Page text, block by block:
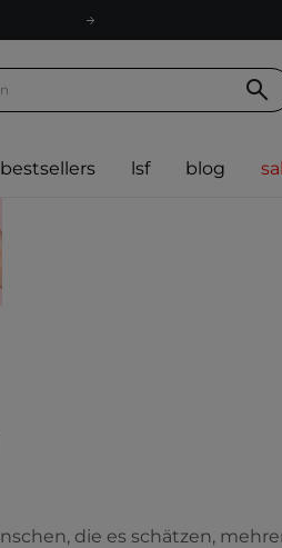
bestsellers lsf blog
die es schätzen,